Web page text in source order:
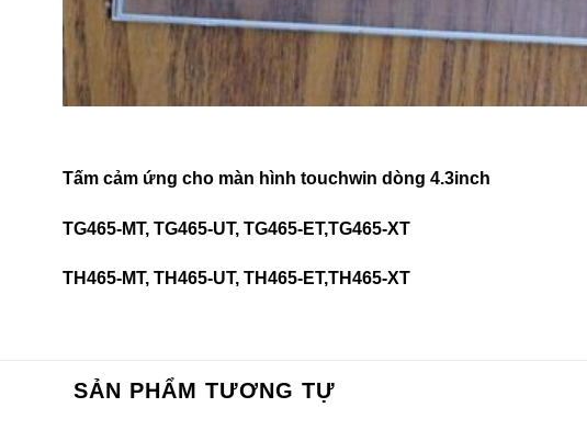
Tấm cảm ứng cho màn hình touchwin dòng 4.3inch
TG465-MT, TG465-UT, TG465-ET,TG465-XT
TH465-MT, TH465-UT, TH465-ET,TH465-XT
SẢN PHẨM TƯƠNG TỰ